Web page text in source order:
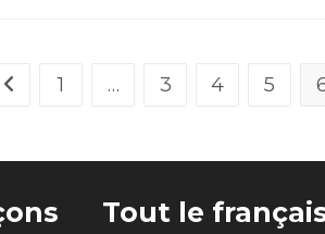
Go to the previous page
1 … 3 4 5
Tout le